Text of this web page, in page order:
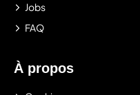
Jobs
FAQ
À propos